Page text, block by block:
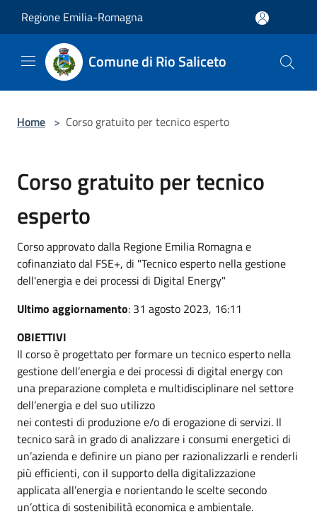
Regione Emilia-Romagna
Comune di Rio Saliceto
Home > Corso gratuito per tecnico esperto
Corso gratuito per tecnico
esperto
Corso approvato dalla Regione Emilia Romagna e
cofinanziato dal FSE+, di "Tecnico esperto nella gestione
dell'energia e dei processi di Digital Energy"
Ultimo aggiornamento: 31 agosto 2023, 16:11
OBIETTIVI
Il corso è progettato per formare un tecnico esperto nella
gestione dell’energia e dei processi di digital energy con
una preparazione completa e multidisciplinare nel settore
dell’energia e del suo utilizzo
nei contesti di produzione e/o di erogazione di servizi. Il
tecnico sarà in grado di analizzare i consumi energetici di
un’azienda e definire un piano per razionalizzarli e renderli
più efficienti, con il supporto della digitalizzazione
applicata all’energia e norientando le scelte secondo
un’ottica di sostenibilità economica e ambientale.